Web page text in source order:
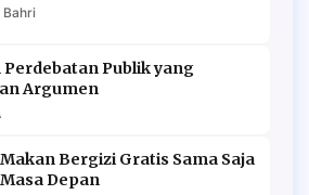
Bahri
Perdebatan Publik yang
Argumen
Bergizi Gratis Sama Saja
Depan